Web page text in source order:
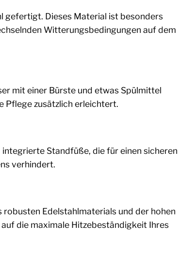
gefertigt. Dieses Material ist besonders
Witterungsbedingungen auf dem
mit einer Bürste und etwas Spülmittel
Pflege zusätzlich erleichtert.
Standfüße, die für einen sicheren
verhindert.
Edelstahlmaterials und der hohen
die maximale Hitzebeständigkeit Ihres